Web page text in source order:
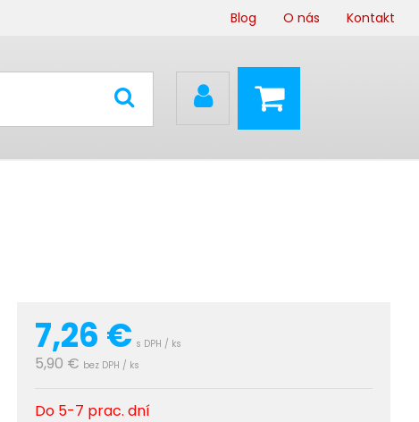
Blog O nás Kontakt
7,26 € s DPH / ks
5,90 € bez DPH / ks
Do 5-7 prac. dní